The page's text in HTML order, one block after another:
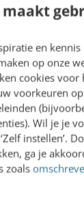
en
op onze
cookies voor
voorkeuren
Wil je je
instellen’.
ga je
zoals
is Wimer
over
voor de
van
is dat je
naar
als social
foto’s. De